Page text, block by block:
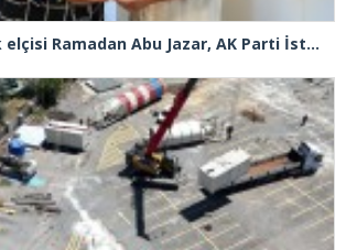
Gazze’nin çocuk elçisi Ramadan Abu Jazar, AK Parti İstanbul İl Başkanlığını ziyaret etti